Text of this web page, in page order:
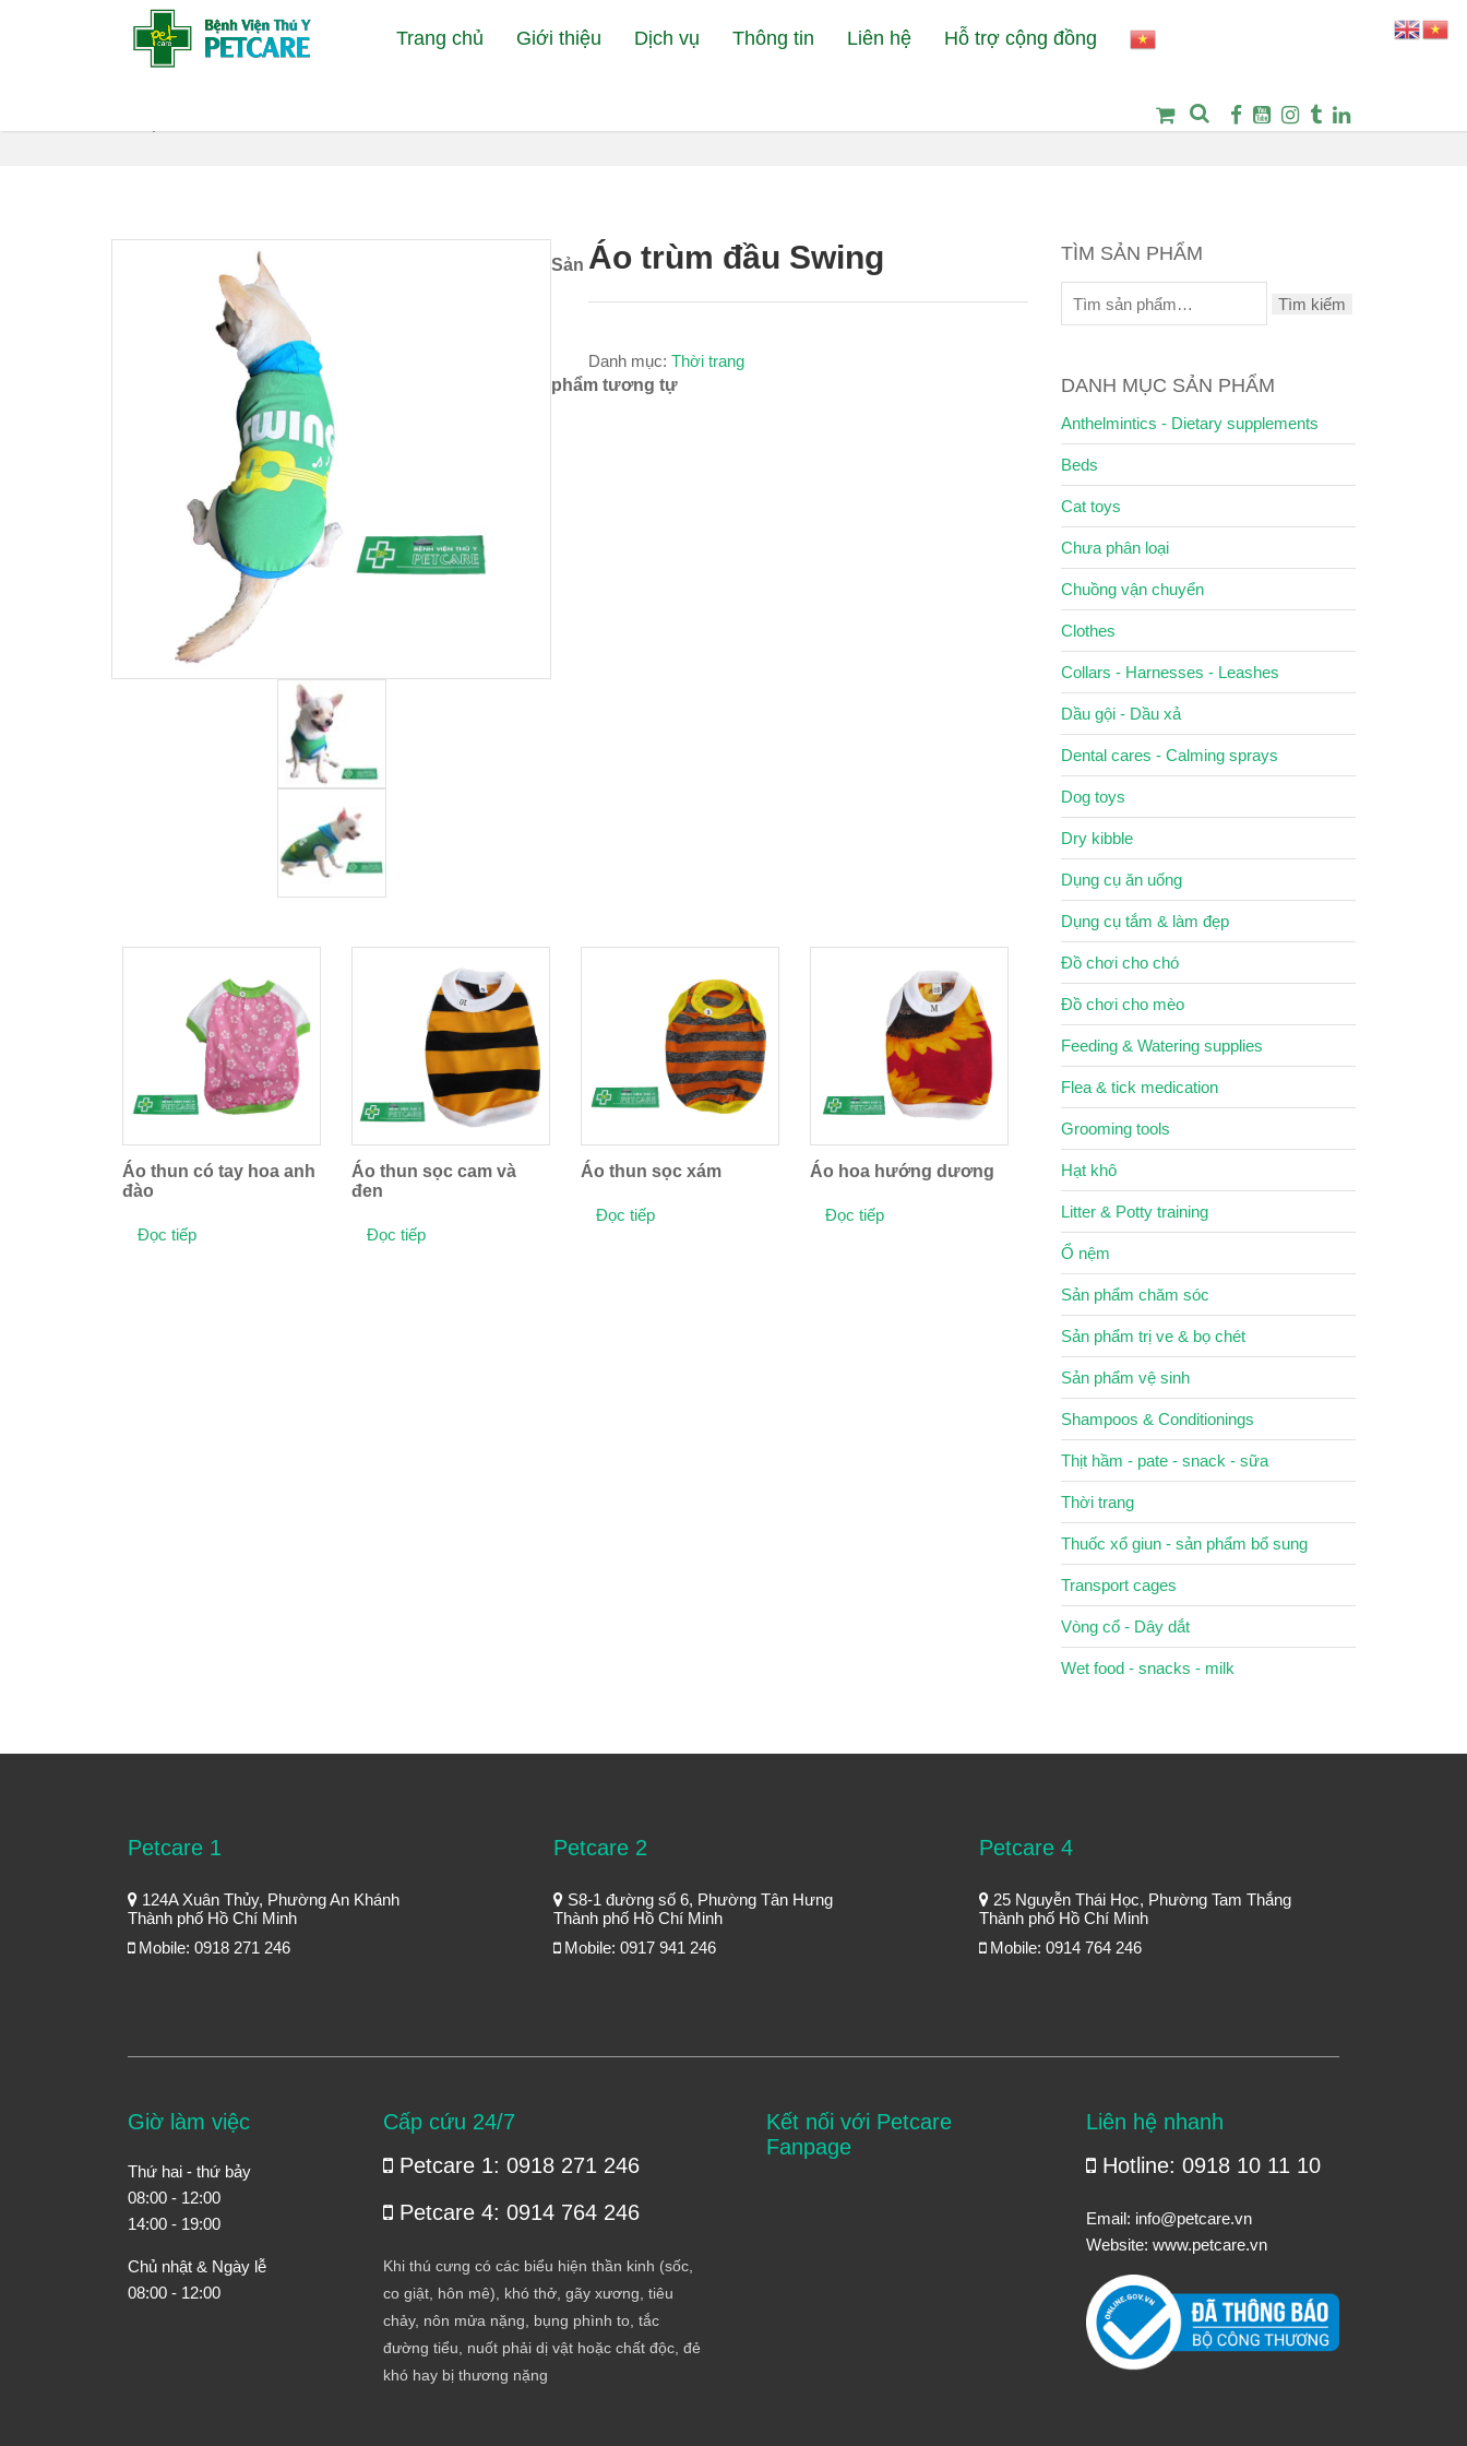
Trang chủ Giới thiệu Dịch vụ Thông tin Liên hệ Hỗ trợ cộng đồng
Thời trang Áo trùm đầu Swing
Áo trùm đầu Swing
Danh mục: Thời trang
Sản
phẩm tương tự
Áo thun có tay hoa anh
đào
Đọc tiếp
Áo thun sọc cam và
đen
Đọc tiếp
Áo thun sọc xám
Đọc tiếp
Áo hoa hướng dương
Đọc tiếp
TÌM SẢN PHẨM
Tìm kiếm
DANH MỤC SẢN PHẨM
Anthelmintics - Dietary supplements
Beds
Cat toys
Chưa phân loại
Chuồng vận chuyển
Clothes
Collars - Harnesses - Leashes
Dầu gội - Dầu xả
Dental cares - Calming sprays
Dog toys
Dry kibble
Dụng cụ ăn uống
Dụng cụ tắm & làm đẹp
Đồ chơi cho chó
Đồ chơi cho mèo
Feeding & Watering supplies
Flea & tick medication
Grooming tools
Hạt khô
Litter & Potty training
Ổ nệm
Sản phẩm chăm sóc
Sản phẩm trị ve & bọ chét
Sản phẩm vệ sinh
Shampoos & Conditionings
Thịt hầm - pate - snack - sữa
Thời trang
Thuốc xổ giun - sản phẩm bổ sung
Transport cages
Vòng cổ - Dây dắt
Wet food - snacks - milk
Petcare 1
124A Xuân Thủy, Phường An Khánh
Thành phố Hồ Chí Minh
Mobile: 0918 271 246
Petcare 2
S8-1 đường số 6, Phường Tân Hưng
Thành phố Hồ Chí Minh
Mobile: 0917 941 246
Petcare 4
25 Nguyễn Thái Học, Phường Tam Thắng
Thành phố Hồ Chí Minh
Mobile: 0914 764 246
Giờ làm việc
Thứ hai - thứ bảy
08:00 - 12:00
14:00 - 19:00
Chủ nhật & Ngày lễ
08:00 - 12:00
Cấp cứu 24/7
Petcare 1: 0918 271 246
Petcare 4: 0914 764 246
Khi thú cưng có các biểu hiện thần kinh (sốc,
co giật, hôn mê), khó thở, gãy xương, tiêu
chảy, nôn mửa nặng, bụng phình to, tắc
đường tiểu, nuốt phải dị vật hoặc chất độc, đẻ
khó hay bị thương nặng
Kết nối với Petcare
Fanpage
Liên hệ nhanh
Hotline: 0918 10 11 10
Email: info@petcare.vn
Website: www.petcare.vn